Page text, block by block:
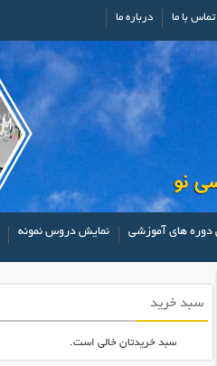
تماس با ما درباره ما
دوره های آموزشی نمایش دروس نمونه
سبد خرید
سبد خریدتان خالی است.